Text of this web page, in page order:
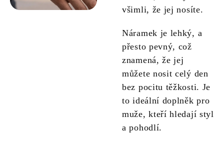
všimli, že jej nosíte.
Náramek je lehký, a
přesto pevný, což
znamená, že jej
můžete nosit celý den
bez pocitu těžkosti. Je
to ideální doplněk pro
muže, kteří hledají styl
a pohodlí.